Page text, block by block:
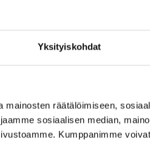
Yksityiskohdat
räätälöimiseen,
sosiaalisen median,
Kumppanimme
SALE